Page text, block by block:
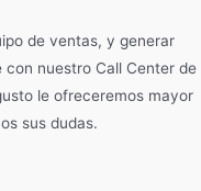
de ventas, y generar
nuestro Call Center de
le ofreceremos mayor
sus dudas.